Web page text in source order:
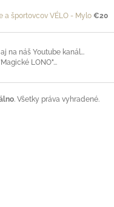
a športovcov VÉLO - Mylo €20
na náš Youtube kanál...
LONO"...
. Všetky práva vyhradené.